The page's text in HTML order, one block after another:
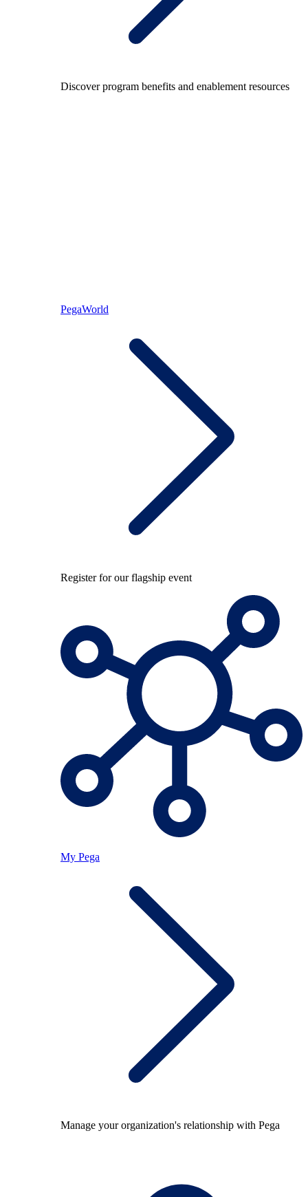
Discover program benefits and enablement resources
PegaWorld
Register for our flagship event
My Pega
Manage your organization's relationship with Pega